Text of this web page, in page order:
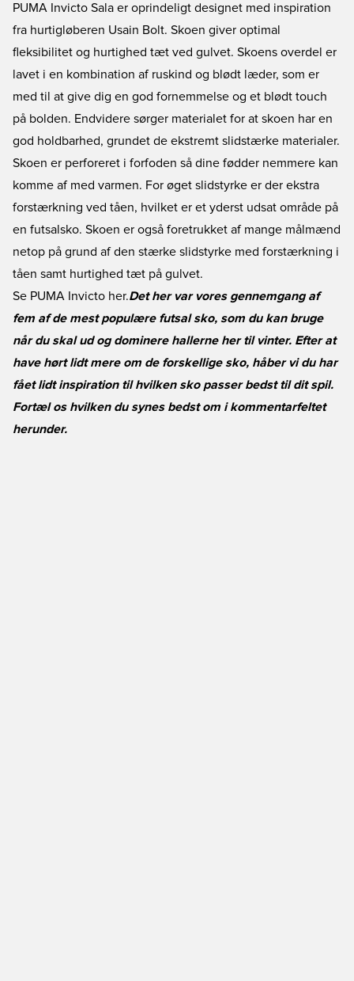
PUMA Invicto Sala er oprindeligt designet med inspiration
fra hurtigløberen Usain Bolt. Skoen giver optimal
fleksibilitet og hurtighed tæt ved gulvet. Skoens overdel er
lavet i en kombination af ruskind og blødt læder, som er
med til at give dig en god fornemmelse og et blødt touch
på bolden. Endvidere sørger materialet for at skoen har en
god holdbarhed, grundet de ekstremt slidstærke materialer.
Skoen er perforeret i forfoden så dine fødder nemmere kan
komme af med varmen. For øget slidstyrke er der ekstra
forstærkning ved tåen, hvilket er et yderst udsat område på
en futsalsko. Skoen er også foretrukket af mange målmænd
netop på grund af den stærke slidstyrke med forstærkning i
tåen samt hurtighed tæt på gulvet.
Se PUMA Invicto her.Det her var vores gennemgang af
fem af de mest populære futsal sko, som du kan bruge
når du skal ud og dominere hallerne her til vinter. Efter at
have hørt lidt mere om de forskellige sko, håber vi du har
fået lidt inspiration til hvilken sko passer bedst til dit spil.
Fortæl os hvilken du synes bedst om i kommentarfeltet
herunder.